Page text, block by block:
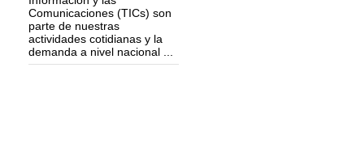
Comunicaciones (TICs) son
parte de nuestras
actividades cotidianas y la
demanda a nivel nacional ...